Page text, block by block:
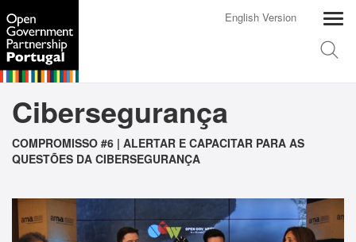
English Version
Cibersegurança
COMPROMISSO #6 | ALERTAR E CAPACITAR PARA AS
QUESTÕES DA CIBERSEGURANÇA